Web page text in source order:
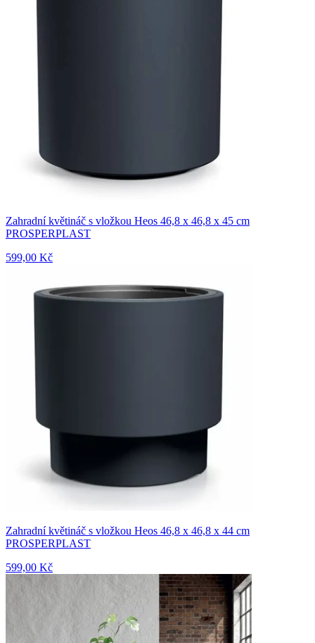
Zahradní květináč s vložkou Heos 46,8 x 46,8 x 45 cm
PROSPERPLAST
599,00 Kč
Zahradní květináč s vložkou Heos 46,8 x 46,8 x 44 cm
PROSPERPLAST
599,00 Kč